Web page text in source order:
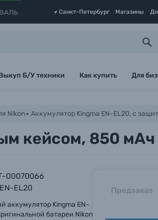
Санкт-Петербург Магазины
Б/У техники Как купить Для
Nikon Аккумулятор Kingma EN-EL20, с
кейсом, 850 мАч
00070066
EL20
аккумулятор Kingma EN-
батареи Nikon
Предзаказ